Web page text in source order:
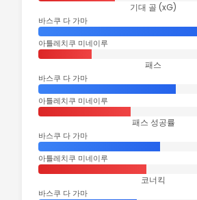
기대 골 (xG)
바스쿠 다 가마
아틀레치쿠 미네이루
패스
바스쿠 다 가마
아틀레치쿠 미네이루
패스 성공률
바스쿠 다 가마
아틀레치쿠 미네이루
코너킥
바스쿠 다 가마